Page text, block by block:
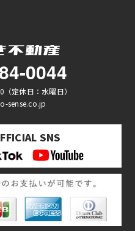
0044
定休日：水曜日）
sense.co.jp
SNS